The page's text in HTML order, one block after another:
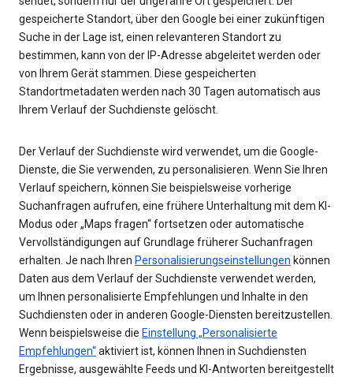
gespeicherte Standort, über den Google bei einer zukünftigen
Suche in der Lage ist, einen relevanteren Standort zu
bestimmen, kann von der IP-Adresse abgeleitet werden oder
von Ihrem Gerät stammen. Diese gespeicherten
Standortmetadaten werden nach 30 Tagen automatisch aus
Ihrem Verlauf der Suchdienste gelöscht.
Der Verlauf der Suchdienste wird verwendet, um die Google-
Dienste, die Sie verwenden, zu personalisieren. Wenn Sie Ihren
Verlauf speichern, können Sie beispielsweise vorherige
Suchanfragen aufrufen, eine frühere Unterhaltung mit dem KI-
Modus oder „Maps fragen“ fortsetzen oder automatische
Vervollständigungen auf Grundlage früherer Suchanfragen
erhalten. Je nach Ihren Personalisierungseinstellungen können
Daten aus dem Verlauf der Suchdienste verwendet werden,
um Ihnen personalisierte Empfehlungen und Inhalte in den
Suchdiensten oder in anderen Google-Diensten bereitzustellen.
Wenn beispielsweise die Einstellung „Personalisierte
Empfehlungen“aktiviert ist, können Ihnen in Suchdiensten
Ergebnisse, ausgewählte Feeds und KI-Antworten bereitgestellt